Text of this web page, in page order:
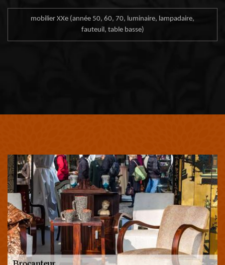
mobilier XXe (année 50, 60, 70, luminaire, lampadaire,
fauteuil, table basse)